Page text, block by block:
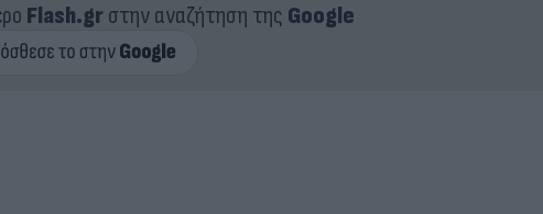
Flash.grστην αναζήτηση της Google